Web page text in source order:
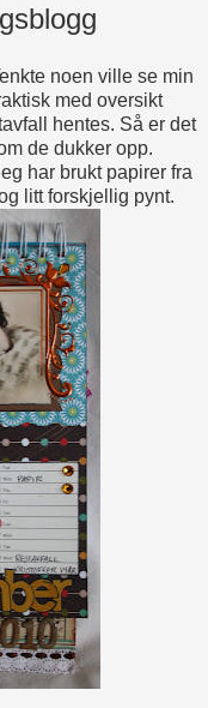
noen ville se min
med oversikt
hentes. Så er det
de dukker opp.
har brukt papirer fra
litt forskjellig pynt.